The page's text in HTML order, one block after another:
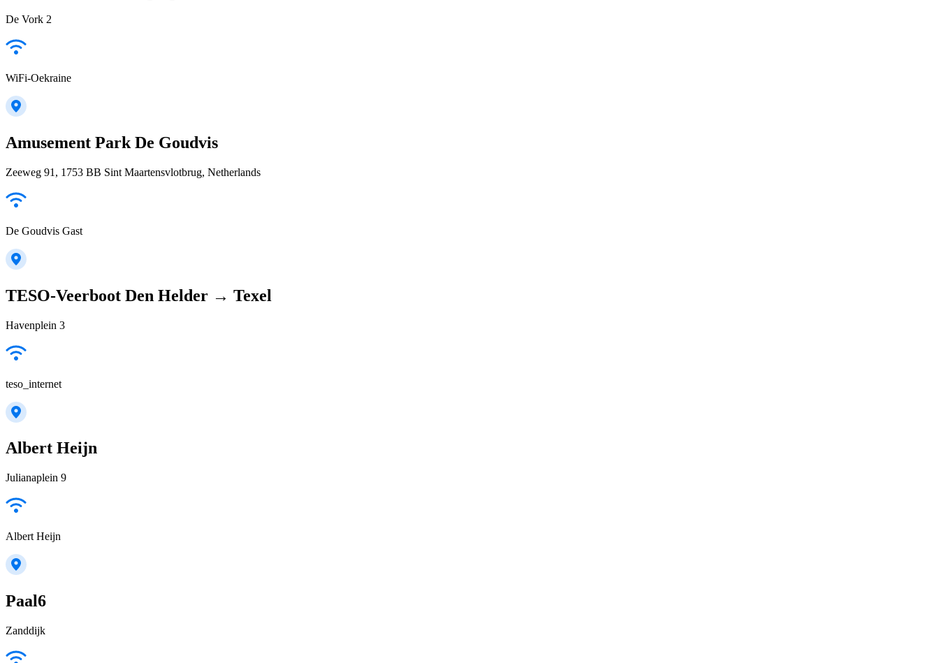
De Vork 2
WiFi-Oekraine
Amusement Park De Goudvis
Zeeweg 91, 1753 BB Sint Maartensvlotbrug, Netherlands
De Goudvis Gast
TESO-Veerboot Den Helder → Texel
Havenplein 3
teso_internet
Albert Heijn
Julianaplein 9
Albert Heijn
Paal6
Zanddijk